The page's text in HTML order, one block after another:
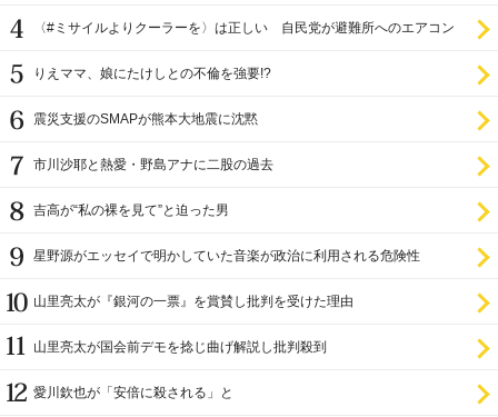
〈#ミサイルよりクーラーを〉は正しい 自民党が避難所へのエアコン
りえママ、娘にたけしとの不倫を強要!?
震災支援のSMAPが熊本大地震に沈黙
市川沙耶と熱愛・野島アナに二股の過去
吉高が“私の裸を見て”と迫った男
星野源がエッセイで明かしていた音楽が政治に利用される危険性
山里亮太が『銀河の一票』を賞賛し批判を受けた理由
山里亮太が国会前デモを捻じ曲げ解説し批判殺到
愛川欽也が「安倍に殺される」と